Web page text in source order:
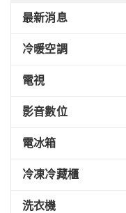
最新消息
冷暖空調
電視
影音數位
電冰箱
冷凍冷藏櫃
洗衣機